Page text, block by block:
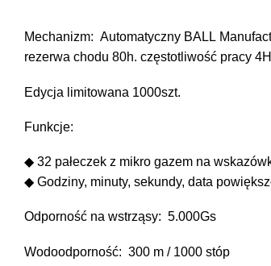
Mechanizm: Automatyczny BALL
rezerwa chodu 80h. częstotliwość pracy
Edycja limitowana 1000szt.
Funkcje:
◆ 32 pałeczek z mikro gazem na
◆ Godziny, minuty, sekundy, data
Odporność na wstrząsy: 5.000Gs
Wodoodporność: 300 m / 1000 stóp